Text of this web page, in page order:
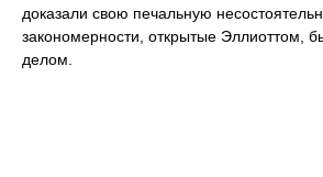
доказали свою печальную
закономерности, открытые Эллиоттом,
делом.